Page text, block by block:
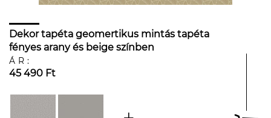
Dekor tapéta geomertikus mintás tapéta
fényes arany és beige színben
ÁR:
45 490 Ft